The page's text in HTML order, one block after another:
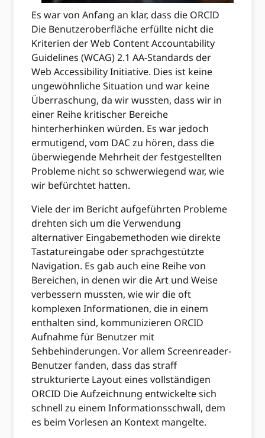
Es war von Anfang an klar, dass die ORCID
Die Benutzeroberfläche erfüllte nicht die
Kriterien der Web Content Accountability
Guidelines (WCAG) 2.1 AA-Standards der
Web Accessibility Initiative. Dies ist keine
ungewöhnliche Situation und war keine
Überraschung, da wir wussten, dass wir in
einer Reihe kritischer Bereiche
hinterherhinken würden. Es war jedoch
ermutigend, vom DAC zu hören, dass die
überwiegende Mehrheit der festgestellten
Probleme nicht so schwerwiegend war, wie
wir befürchtet hatten.
Viele der im Bericht aufgeführten Probleme
drehten sich um die Verwendung
alternativer Eingabemethoden wie direkte
Tastatureingabe oder sprachgestützte
Navigation. Es gab auch eine Reihe von
Bereichen, in denen wir die Art und Weise
verbessern mussten, wie wir die oft
komplexen Informationen, die in einem
enthalten sind, kommunizieren ORCID
Aufnahme für Benutzer mit
Sehbehinderungen. Vor allem Screenreader-
Benutzer fanden, dass das straff
strukturierte Layout eines vollständigen
ORCID Die Aufzeichnung entwickelte sich
schnell zu einem Informationsschwall, dem
es beim Vorlesen an Kontext mangelte.